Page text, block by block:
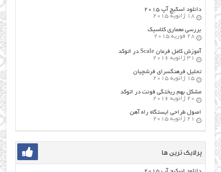
دانلود اسکیچ آپ ۲۰۱۵
18 ژانویه 2015
بررسی معماری کلاسیک
28 فوریه 2015
آموزش کامل فرمان Scale در اتوکد
31 ژانویه 2016
تحلیل فرهنگسرای فرشچیان
15 ژانویه 2015
مشکل بهم ریختگی فونت در اتوکد
20 ژانویه 2016
اصول طراحي ایستگاه راه آهن
21 ژانویه 2015
پرلایک ترین ها